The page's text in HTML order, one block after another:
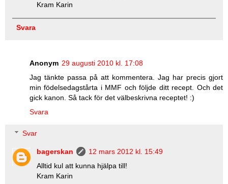
Kram Karin
Svara
Anonym 29 augusti 2010 kl. 17:08
Jag tänkte passa på att kommentera. Jag har precis gjort
min födelsedagstårta i MMF och följde ditt recept. Och det
gick kanon. Så tack för det välbeskrivna receptet! :)
Svara
Svar
bagerskan
12 mars 2012 kl. 15:49
Alltid kul att kunna hjälpa till!
Kram Karin